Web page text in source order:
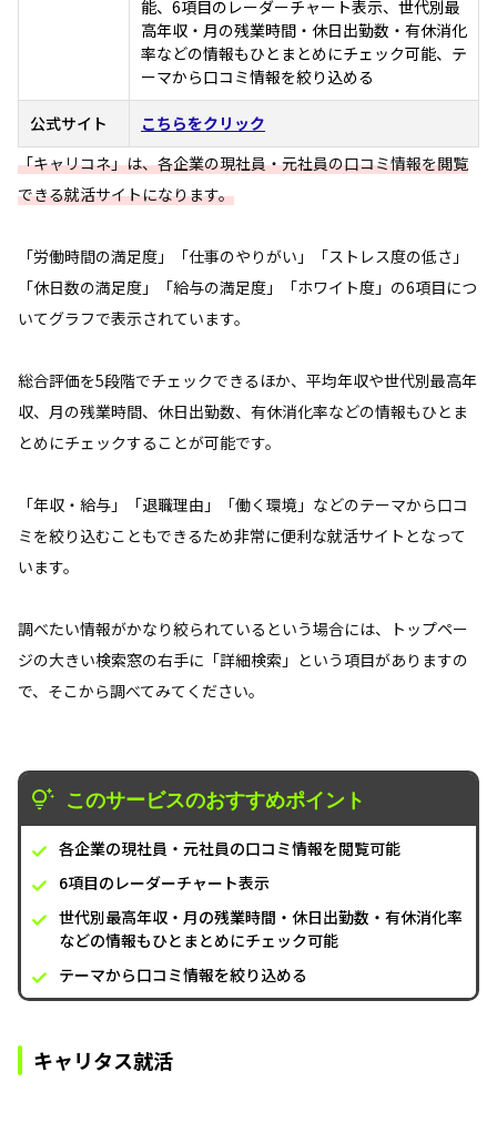
能、6項目のレーダーチャート表示、世代別最
高年収・月の残業時間・休日出勤数・有休消化
率などの情報もひとまとめにチェック可能、テ
ーマから口コミ情報を絞り込める
公式サイト
こちらをクリック
「キャリコネ」は、各企業の現社員・元社員の口コミ情報を閲覧
できる就活サイトになります。
「労働時間の満足度」「仕事のやりがい」「ストレス度の低さ」
「休日数の満足度」「給与の満足度」「ホワイト度」の6項目につ
いてグラフで表示されています。
総合評価を5段階でチェックできるほか、平均年収や世代別最高年
収、月の残業時間、休日出勤数、有休消化率などの情報もひとま
とめにチェックすることが可能です。
「年収・給与」「退職理由」「働く環境」などのテーマから口コ
ミを絞り込むこともできるため非常に便利な就活サイトとなって
います。
調べたい情報がかなり絞られているという場合には、トップペー
ジの大きい検索窓の右手に「詳細検索」という項目がありますの
で、そこから調べてみてください。
このサービスのおすすめポイント
各企業の現社員・元社員の口コミ情報を閲覧可能
6項目のレーダーチャート表示
世代別最高年収・月の残業時間・休日出勤数・有休消化率
などの情報もひとまとめにチェック可能
テーマから口コミ情報を絞り込める
キャリタス就活